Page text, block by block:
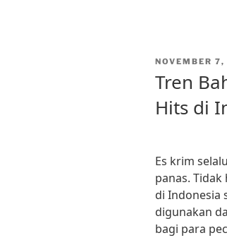
POSTED
NOVEMBER
Tren
Hits di
Es krim
panas.
di Indonesia
digunakan
bagi para